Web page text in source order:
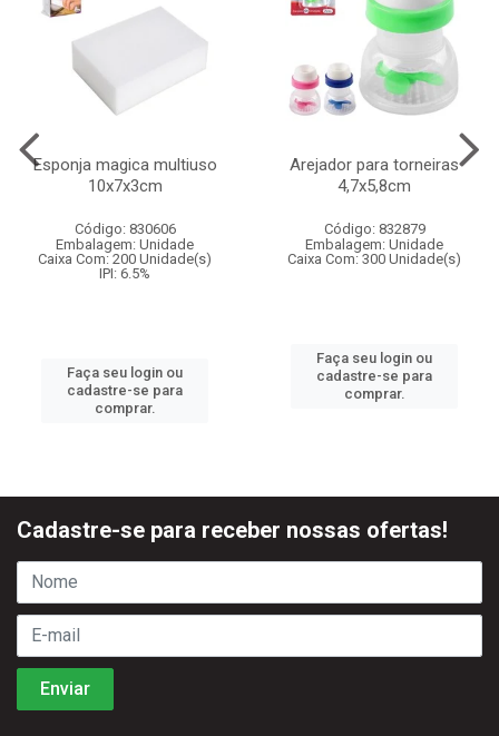
Esponja magica multiuso
10x7x3cm
Código: 830606
Embalagem: Unidade
Caixa Com: 200 Unidade(s)
IPI: 6.5%
Faça seu login ou
cadastre-se para
comprar.
Arejador para torneiras
4,7x5,8cm
Código: 832879
Embalagem: Unidade
Caixa Com: 300 Unidade(s)
Faça seu login ou
cadastre-se para
comprar.
Cadastre-se para receber nossas ofertas!